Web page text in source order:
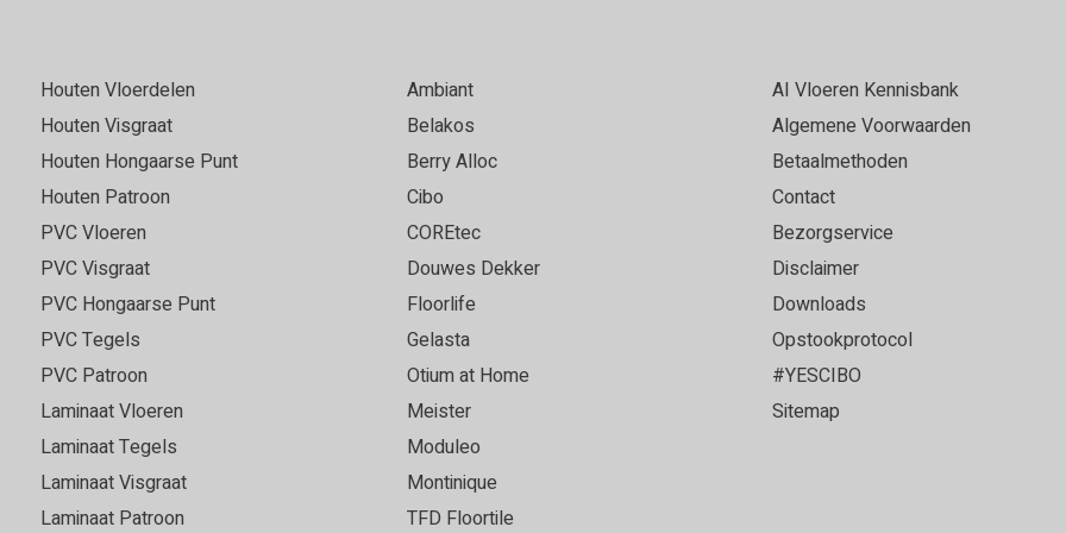
hebben we voor de
goed geholpen en
gekregen. Erg
in contact heeft gebracht met een ervaren vloerenlegger die onze PVC vloer
direct op de bestaande gietvloer heeft gelegd. Alles strak afgewerkt en het
is een fantastisch mooie vloer geworden!
Fijn om grote
vloer in elk licht goed kan
snel leverbaar en we
ons uitkwam. Bezorgd
ook al was het
kwaliteit. Echt een
05-05-2026
Goede, vriendelijke service en top vloer!
Super vloer en service top!
Houten Vloerdelen
Houten Visgraat
Houten Hongaarse Punt
Houten Patroon
PVC Vloeren
PVC Visgraat
PVC Hongaarse Punt
PVC Tegels
PVC Patroon
Laminaat Vloeren
Laminaat Tegels
Laminaat Visgraat
Laminaat Patroon
Ambiant
Belakos
Berry Alloc
Cibo
COREtec
Douwes Dekker
Floorlife
Gelasta
Otium at Home
Meister
Moduleo
Montinique
TFD Floortile
AI Vloeren Kennisbank
Algemene Voorwaarden
Betaalmethoden
Contact
Bezorgservice
Disclaimer
Downloads
Opstookprotocol
#YESCIBO
Sitemap